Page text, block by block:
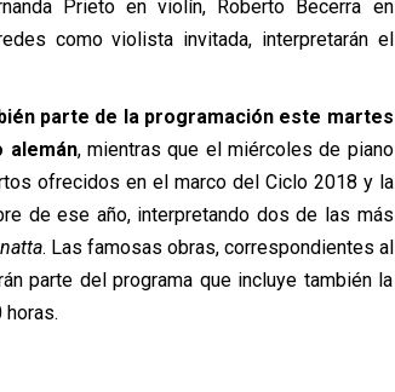
Prieto en violín, Roberto Becerra en
como violista invitada, interpretarán el
parte de la programación este martes
alemán, mientras que el miércoles de piano
ofrecidos en el marco del Ciclo 2018 y la
de ese año, interpretando dos de las más
. Las famosas obras, correspondientes al
parte del programa que incluye también la